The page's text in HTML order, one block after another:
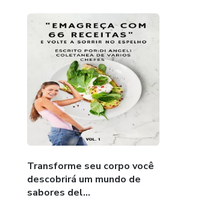
Transforme seu corpo você
descobrirá um mundo de
sabores del...